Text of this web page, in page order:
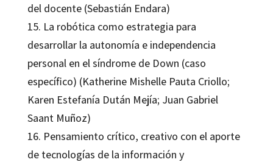
del docente (Sebastián Endara)
15. La robótica como estrategia para
desarrollar la autonomía e independencia
personal en el síndrome de Down (caso
específico) (Katherine Mishelle Pauta Criollo;
Karen Estefanía Dután Mejía; Juan Gabriel
Saant Muñoz)
16. Pensamiento crítico, creativo con el aporte
de tecnologías de la información y